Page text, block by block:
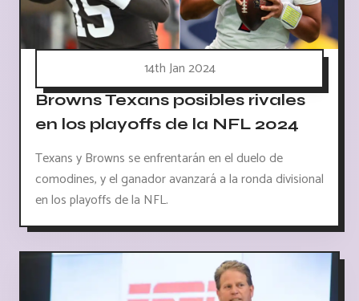
14th Jan 2024
Browns Texans posibles rivales
en los playoffs de la NFL 2024
Texans y Browns se enfrentarán en el duelo de
comodines, y el ganador avanzará a la ronda divisional
en los playoffs de la NFL.